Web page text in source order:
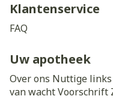
Klantenservice
FAQ
Uw apotheek
Over ons Nuttige links
van wachtVoorschrift